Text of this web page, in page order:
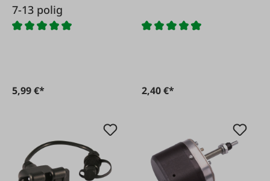
7-13 polig
5,99 €* 2,40 €*